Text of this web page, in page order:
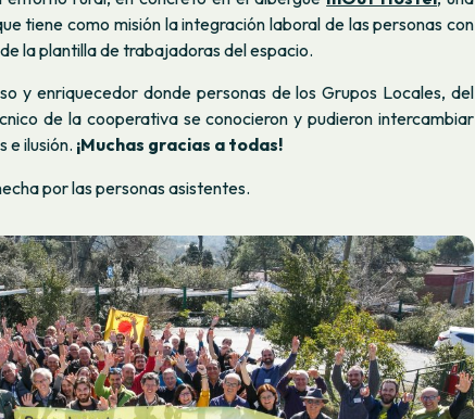
tiene como misión la integración laboral de las personas con
la plantilla de trabajadoras del espacio.
y enriquecedor donde personas de los Grupos Locales, del
de la cooperativa se conocieron y pudieron intercambiar
e ilusión. ¡Muchas gracias a todas!
por las personas asistentes.